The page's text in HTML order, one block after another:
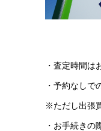
・査定時間は
・予約なしで
※ただし出張
・お手続きの